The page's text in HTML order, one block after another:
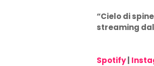
“Cielo di
streaming
Spotify|